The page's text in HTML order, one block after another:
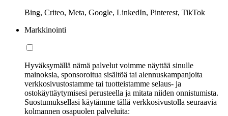
Bing, Criteo, Meta, Google, LinkedIn, Pinterest, TikTok
Markkinointi
Hyväksymällä nämä palvelut voimme näyttää sinulle
mainoksia, sponsoroitua sisältöä tai alennuskampanjoita
verkkosivustostamme tai tuotteistamme selaus- ja
ostokäyttäytymisesi perusteella ja mitata niiden onnistumista.
Suostumuksellasi käytämme tällä verkkosivustolla seuraavia
kolmannen osapuolen palveluita: